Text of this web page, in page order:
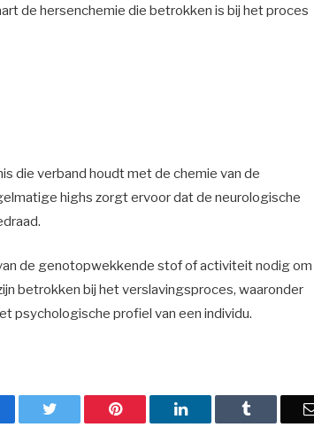
de hersenchemie die betrokken is bij het proces
die verband houdt met de chemie van de
highs zorgt ervoor dat de neurologische
de genotopwekkende stof of activiteit nodig om
betrokken bij het verslavingsproces, waaronder
psychologische profiel van een individu.
Twitter Pinterest LinkedIn Tumblr